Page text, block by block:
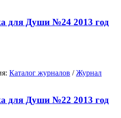
для Души №24 2013 год
Каталог журналов /Журнал
для Души №22 2013 год